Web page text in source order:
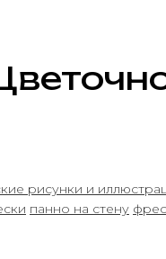
рисунки и
панно на стену